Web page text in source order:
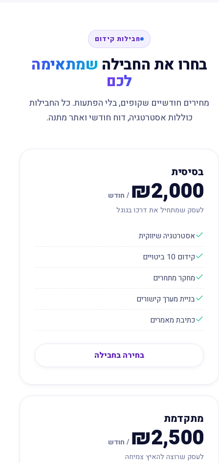
חבילות קידום
בחרו את החבילה שמתאימה
לכם
מחירים חודשיים שקופים, בלי הפתעות. כל החבילות
כוללות אסטרטגיה, דוח חודשי ואתר מתנה.
בסיסית
₪2,000 / חודש
לעסק שמתחיל את דרכו בגוגל
אסטרטגיה שיווקית
קידום 10 ביטויים
מחקר מתחרים
בניית מערך קישורים
כתיבת מאמרים
בחירה בחבילה
מתקדמת
₪2,500 / חודש
לעסק שרוצה להאיץ צמיחה